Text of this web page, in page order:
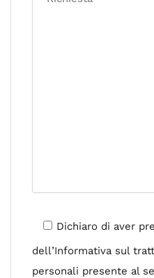
Dichiaro di aver
dell’Informativa sul
personali presente al